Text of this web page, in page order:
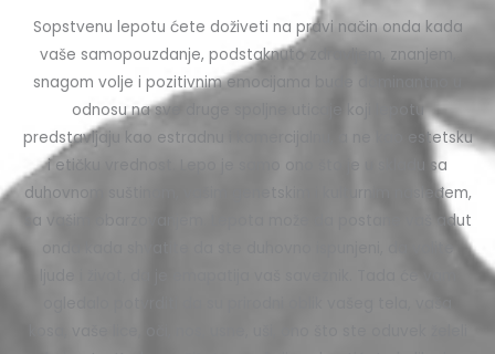
Sopstvenu lepotu ćete doživeti na pravi način onda kada
vaše samopouzdanje, podstaknuto zdravljem, znanjem,
snagom volje i pozitivnim emocijama bude dominantno u
odnosu na sve druge spoljne uticaje koji lepotu
predstavljaju kao estradnu i komercijalnu, a ne kao estetsku
i etičku vrednost. Lepo je samo ono što je u skladu sa
duhovnom suštinom, vašim genetskim i kulturnim nasleđem,
sa vašim obarzovanjem. Lepota može da postane vaš adut